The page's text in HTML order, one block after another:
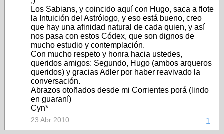
Los Sabians, y coincido aquí con Hugo, saca a flote
la Intuición del Astrólogo, y eso está bueno, creo
que hay una afinidad natural de cada quien, y así
nos pasa con estos Códex, que son dignos de
mucho estudio y contemplación.
Con mucho respeto y honra hacia ustedes,
queridos amigos: Segundo, Hugo (ambos arqueros
queridos) y gracias Adler por haber reavivado la
conversación.
Abrazos otoñados desde mi Corrientes porá (lindo
en guaraní)
Cyn*
1
23 Abr 2010